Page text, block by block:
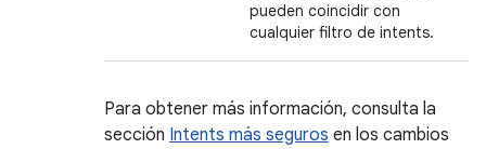
pueden coincidir con
cualquier filtro de intents.
Para obtener más información, consulta la
sección Intents más seguros en los cambios